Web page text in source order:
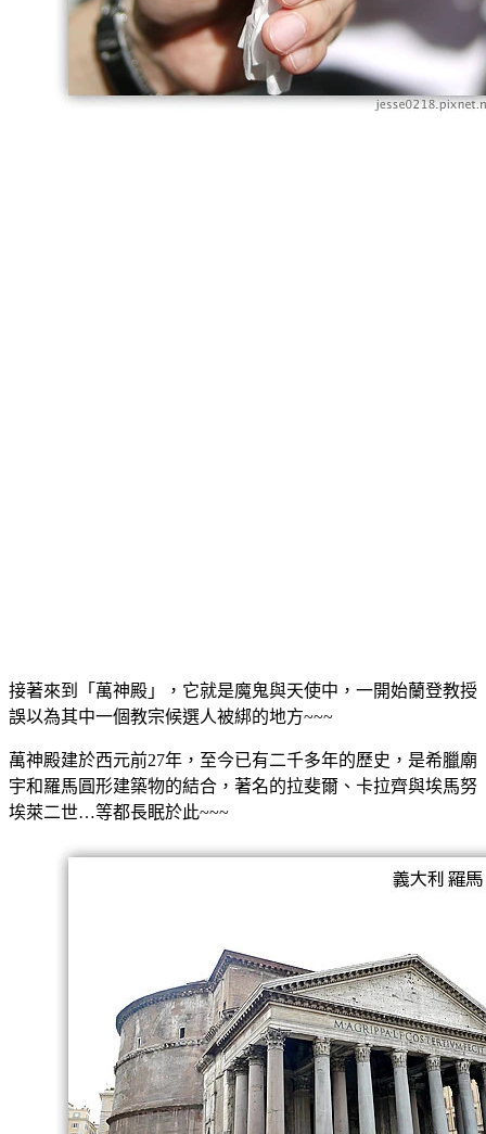
接著來到「萬神殿」，它就是魔鬼與天使中，一開始蘭登教授
誤以為其中一個教宗候選人被綁的地方~~~
萬神殿建於西元前27年，至今已有二千多年的歷史，是希臘廟
宇和羅馬圓形建築物的結合，著名的拉斐爾、卡拉齊與埃馬努
埃萊二世…等都長眠於此~~~